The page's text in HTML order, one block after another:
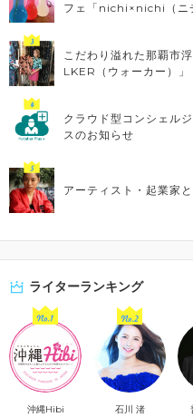
フェ「nichi×nichi（ニ
こだわり溢れた那覇市
LKER（ウォーカー）」
クラウド型コンシェル
スのお知らせ
アーティスト・起業家
ライターランキング
沖縄Hibi 石川 渚